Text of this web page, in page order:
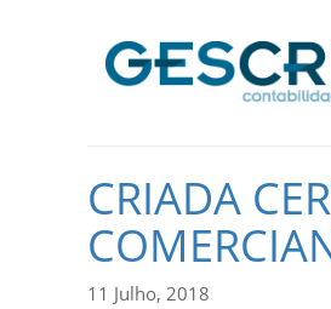
CRIADA
11 Julho, 2018